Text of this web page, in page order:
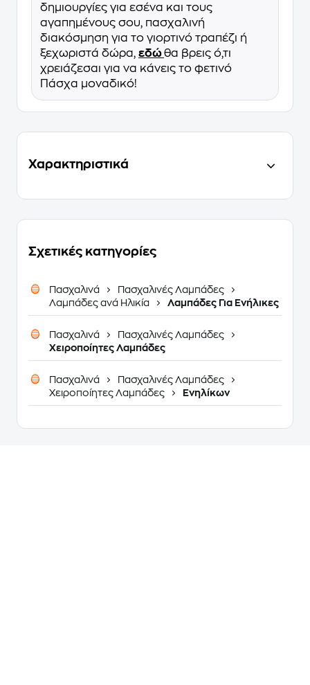
δημιουργίες για εσένα και τους
αγαπημένους σου, πασχαλινή
διακόσμηση για το γιορτινό τραπέζι ή
ξεχωριστά δώρα, εδώθα βρεις ό,τι
χρειάζεσαι για να κάνεις το φετινό
Πάσχα μοναδικό!
Χαρακτηριστικά
Σχετικές κατηγορίες
Πασχαλινά
Πασχαλινές Λαμπάδες
Λαμπάδες ανά Ηλικία
Λαμπάδες Για Ενήλικες
Πασχαλινά
Πασχαλινές Λαμπάδες
Χειροποίητες Λαμπάδες
Πασχαλινά
Πασχαλινές Λαμπάδες
Χειροποίητες Λαμπάδες
Ενηλίκων